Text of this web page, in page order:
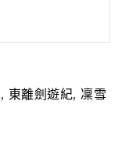
, 東離劍遊紀, 凜雪